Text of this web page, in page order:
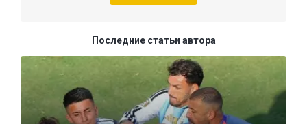
Последние статьи автора